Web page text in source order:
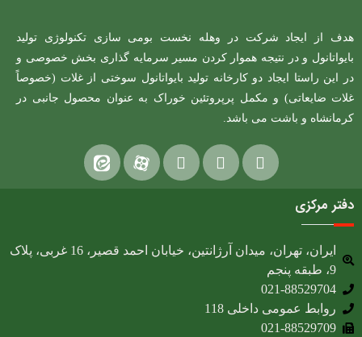
هدف از ایجاد شرکت در وهله نخست بومی سازی تکنولوژی تولید
بایواتانول و در نتیجه هموار کردن مسیر سرمایه گذاری بخش خصوصی و
در این راستا ایجاد دو کارخانه تولید بایواتانول سوختی از غلات (خصوصاً
غلات ضایعاتی) و مکمل پرپروتئین خوراک به عنوان محصول جانبی در
کرمانشاه و باشت می باشد.
دفتر مرکزی
ایران، تهران، میدان آرژانتین، خیابان احمد قصیر، 16 غربی، پلاک
9، طبقه پنجم
021-88529704
روابط عمومی داخلی 118
021-88529709